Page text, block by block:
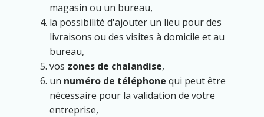
magasin ou un bureau,
la possibilité d'ajouter un lieu pour des
livraisons ou des visites à domicile et au
bureau,
vos zones de chalandise,
un numéro de téléphone qui peut être
nécessaire pour la validation de votre
entreprise,